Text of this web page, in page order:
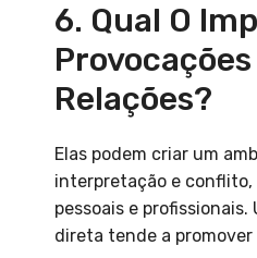
6. Qual O
Relações?
Elas podem criar um
interpretação e
pessoais e
direta tende a